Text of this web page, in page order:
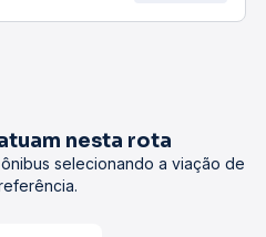
nesta rota
selecionando a viação de